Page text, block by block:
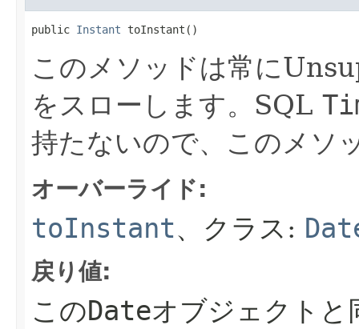
public Instant toInstant()
このメソッドは常に
をスローします。SQL
持たないので、このメソ
オーバーライド:
toInstant、クラス:
戻り値:
このDateオブジェクトと